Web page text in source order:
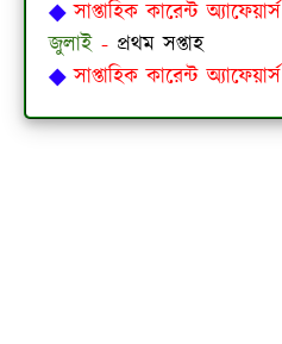
◆ সাপ্তাহিক কারেন্ট অ্যাফেয়ার্স
জুলাই - প্রথমসপ্তাহ
◆ সাপ্তাহিক কারেন্ট অ্যাফেয়ার্স